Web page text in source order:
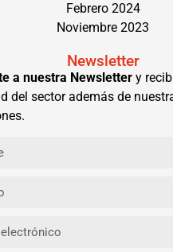
Febrero 2024
Noviembre 2023
Newsletter
a nuestra Newsletter y
del sector además de